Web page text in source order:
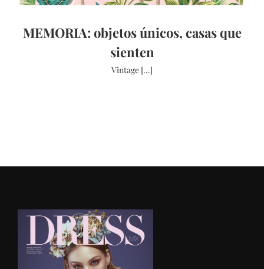
MEMORIA: objetos únicos, casas que
sienten
Vintage [...]